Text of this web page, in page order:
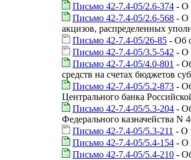
Письмо 42-7.4-05/2.6-374 - О
Письмо 42-7.4-05/2.6-568 - О
акцизов, распределенных
Письмо 42-7.4-05/26-85 - Об
Письмо 42-7.4-05/3.5-542 - О
Письмо 42-7.4-05/4.0-801 -
средств на счетах бюджетов
Письмо 42-7.4-05/5.2-873 -
Центрального банка
Письмо 42-7.4-05/5.3-204 -
Федерального казначейства N
Письмо 42-7.4-05/5.3-211 - О
Письмо 42-7.4-05/5.4-154 - О
Письмо 42-7.4-05/5.4-210 -